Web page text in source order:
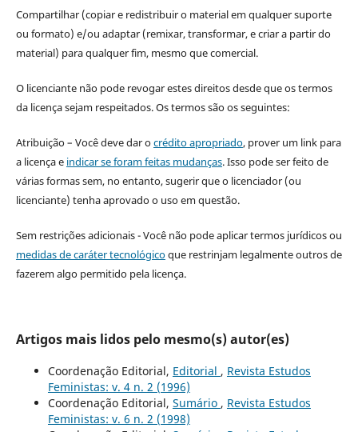
Compartilhar (copiar e redistribuir o material em qualquer suporte
ou formato) e/ou adaptar (remixar, transformar, e criar a partir do
material) para qualquer fim, mesmo que comercial.
O licenciante não pode revogar estes direitos desde que os termos
da licença sejam respeitados. Os termos são os seguintes:
Atribuição – Você deve dar ocrédito apropriado, prover um link para
a licença e indicar se foram feitas mudanças. Isso pode ser feito de
várias formas sem, no entanto, sugerir que o licenciador (ou
licenciante) tenha aprovado o uso em questão.
Sem restrições adicionais - Você não pode aplicar termos jurídicos ou
medidas de caráter tecnológicoque restrinjam legalmente outros de
fazerem algo permitido pela licença.
Artigos mais lidos pelo mesmo(s) autor(es)
Coordenação Editorial, Editorial , Revista Estudos
Feministas: v. 4 n. 2 (1996)
Coordenação Editorial, Sumário , Revista Estudos
Feministas: v. 6 n. 2 (1998)